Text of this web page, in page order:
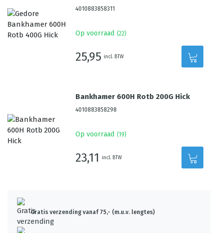
4010883858311
Op voorraad (22)
25,95 incl. BTW
Bankhamer 600H Rotb 200G Hick
4010883858298
Op voorraad (19)
23,11 incl. BTW
Gratis verzending vanaf 75,- (m.u.v. lengtes)